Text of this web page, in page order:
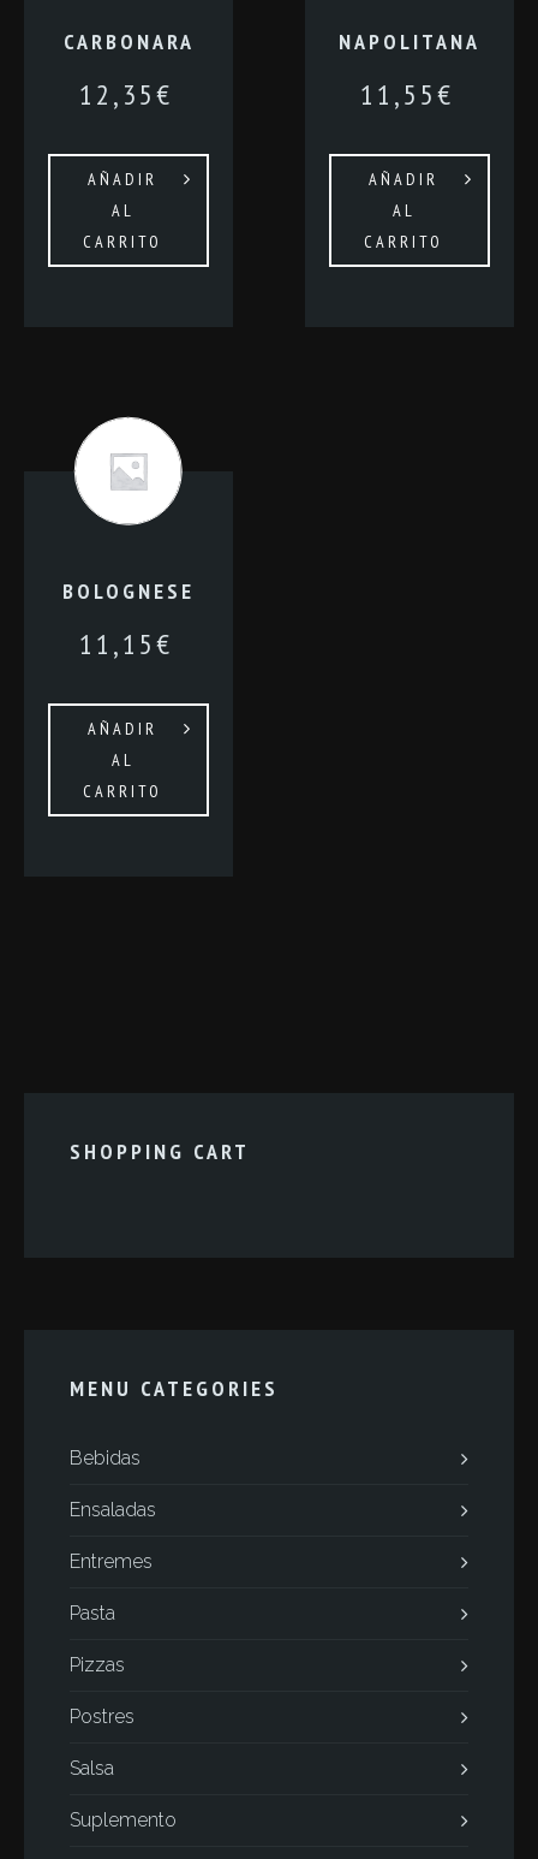
CARBONARA
12,35€
AÑADIR
AL
CARRITO
NAPOLITANA
11,55€
AÑADIR
AL
CARRITO
BOLOGNESE
11,15€
AÑADIR
AL
CARRITO
SHOPPING CART
MENU CATEGORIES
Bebidas
Ensaladas
Entremes
Pasta
Pizzas
Postres
Salsa
Suplemento